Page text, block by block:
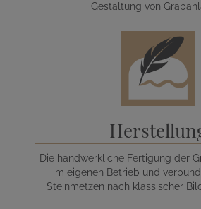
Gestaltung von
Die handwerkliche Fertigung der
im eigenen Betrieb und
Steinmetzen nach klassischer